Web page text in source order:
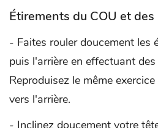
Étirements du COU et des
- Faites rouler doucement les
puis l'arrière en effectuant
Reproduisez le même
vers l'arrière.
- Inclinez doucement votre